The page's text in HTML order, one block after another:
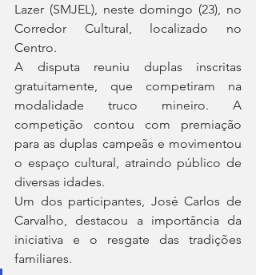
Lazer (SMJEL), neste domingo (23), no
Corredor Cultural, localizado no
Centro.
A disputa reuniu duplas inscritas
gratuitamente, que competiram na
modalidade truco mineiro. A
competição contou com premiação
para as duplas campeãs e movimentou
o espaço cultural, atraindo público de
diversas idades.
Um dos participantes, José Carlos de
Carvalho, destacou a importância da
iniciativa e o resgate das tradições
familiares.